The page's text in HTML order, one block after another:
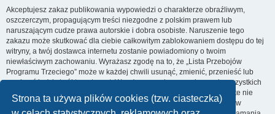
Strona ta używa plików cookies (tzw. ciasteczka)
Akceptujesz zakaz publikowania wypowiedzi o charakterze obraźliwym,
oszczerczym, propagującym treści niezgodne z polskim prawem lub
naruszającym cudze prawa autorskie i dobra osobiste. Naruszenie tego
zakazu może skutkować dla ciebie całkowitym zablokowaniem dostępu do tej
witryny, a twój dostawca internetu zostanie powiadomiony o twoim
niewłaściwym zachowaniu. Wyrażasz zgodę na to, że „Lista Przebojów
Programu Trzeciego” może w każdej chwili usunąć, zmienić, przenieść lub
zamknąć każdy twój temat, post. Wyrażasz zgodę na zapisywanie wszystkich
podanych przez ciebie informacji w naszej bazie danych. Informacje te nie
będą przekazywane nikomu bez twojej zgody, ale ani „Lista Przebojów